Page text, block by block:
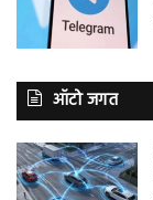
ऑटो जगत